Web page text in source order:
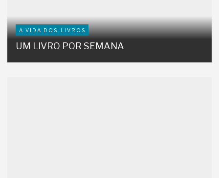
A VIDA DOS LIVROS
UM LIVRO POR SEMANA